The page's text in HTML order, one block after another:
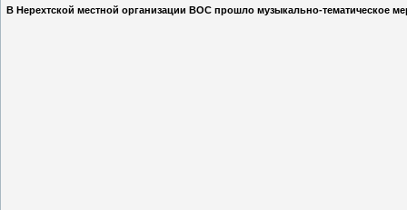
В Нерехтской местной организации ВОС прошло музыкально-тематическое